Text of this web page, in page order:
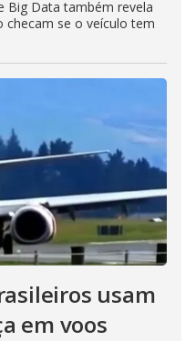
Big Data também revela
checam se o veículo tem
usam
em voos